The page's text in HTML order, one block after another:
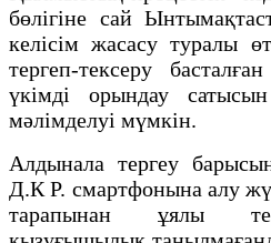
бөлігіне сай
келісім жасасу туралы
тергеп-тексеру
үкімді орындау
мәлімделуі мүмкін.
Алдынала тергеу
Д.К Р. смартфонына алу
тарапынан ұялы